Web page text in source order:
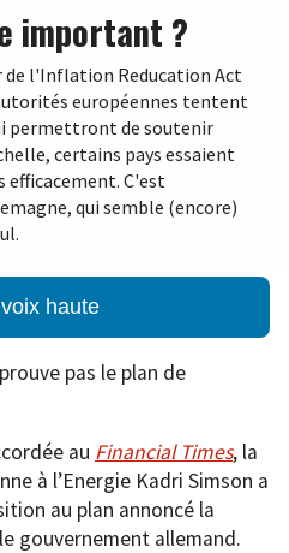
important ?
de l'Inflation Reducation Act
européennes tentent
permettront de soutenir
certains pays essaient
efficacement. C'est
qui semble (encore)
haute
pas le plan de
au Financial Times, la
à l’Energie Kadri Simson a
au plan annoncé la
gouvernement allemand.